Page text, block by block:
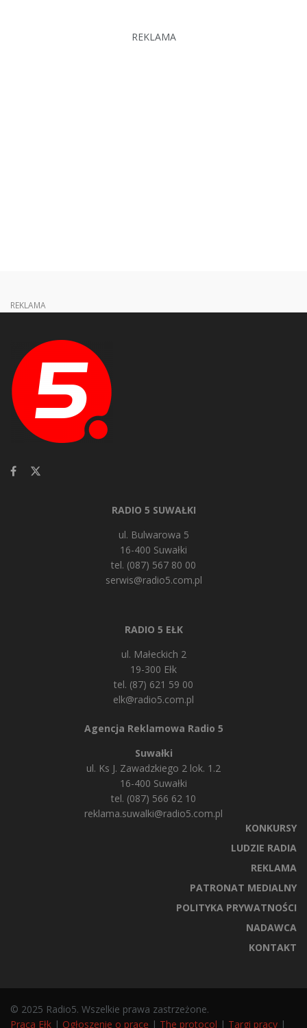
REKLAMA
REKLAMA
RADIO 5 SUWAŁKI
ul. Bulwarowa 5
16-400 Suwałki
tel. (087) 567 80 00
serwis@radio5.com.pl
RADIO 5 EŁK
ul. Małeckich 2
19-300 Ełk
tel. (87) 621 59 00
elk@radio5.com.pl
Agencja Reklamowa Radio 5
Suwałki
ul. Ks J. Zawadzkiego 2 lok. 1.2
16-400 Suwałki
tel. (087) 566 62 10
reklama.suwalki@radio5.com.pl
KONKURSY
LUDZIE RADIA
REKLAMA
PATRONAT MEDIALNY
POLITYKA PRYWATNOŚCI
NADAWCA
KONTAKT
© 2025 Radio5. Wszelkie prawa zastrzeżone.
Praca Ełk | Ogłoszenie o pracę | The protocol | Targi pracy |